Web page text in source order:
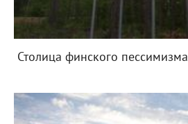
Столица финского пессимизма